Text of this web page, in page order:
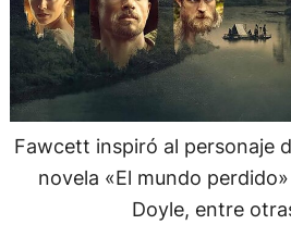
Fawcett inspiró al personaje
novela «El mundo
Doyle, entre